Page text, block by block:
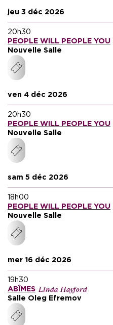
jeu 3 déc 2026
20h30
PEOPLE WILL PEOPLE YOU
Nouvelle Salle
ven 4 déc 2026
20h30
PEOPLE WILL PEOPLE YOU
Nouvelle Salle
sam 5 déc 2026
18h00
PEOPLE WILL PEOPLE YOU
Nouvelle Salle
mer 16 déc 2026
19h30
ABÎMES Linda Hayford
Salle Oleg Efremov